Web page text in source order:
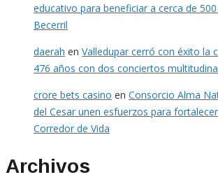
educativo para beneficiar a cerca de
Becerril
daerah en Valledupar cerró con éxito la
476 años con dos conciertos
crore bets casino en Consorcio Alma
del Cesar unen esfuerzos para
Corredor de Vida
Archivos